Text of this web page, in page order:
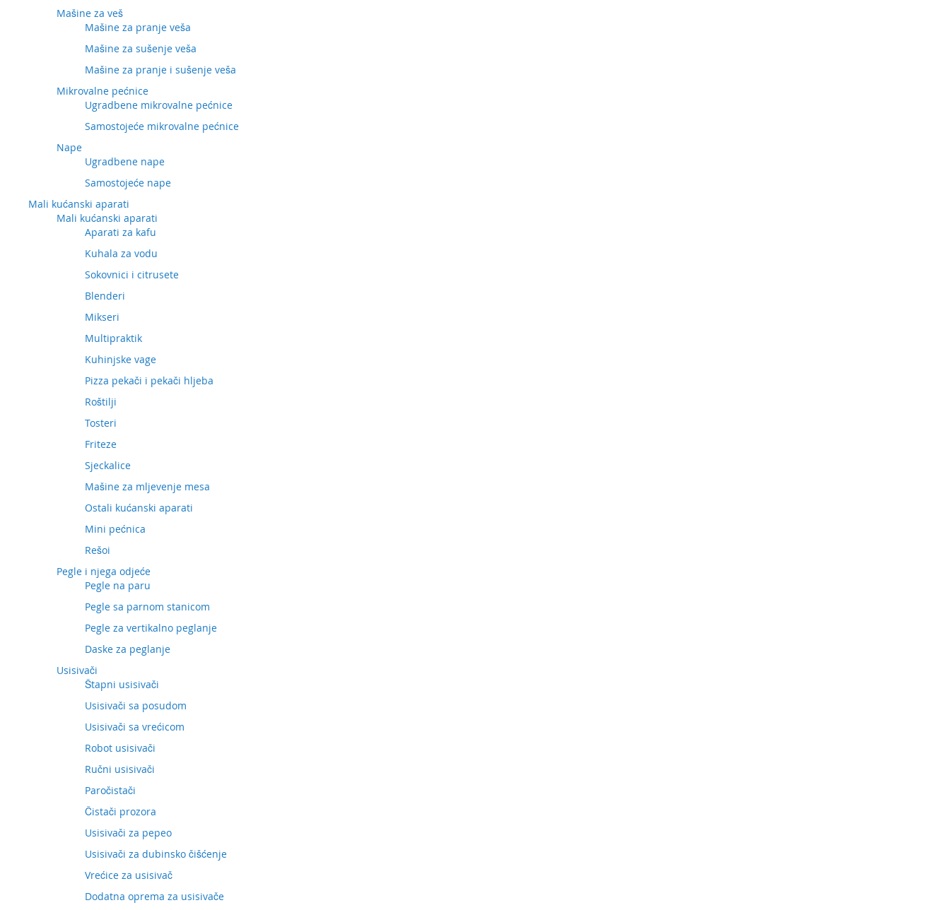
Mašine za veš
Mašine za pranje veša
Mašine za sušenje veša
Mašine za pranje i sušenje veša
Mikrovalne pećnice
Ugradbene mikrovalne pećnice
Samostojeće mikrovalne pećnice
Nape
Ugradbene nape
Samostojeće nape
Mali kućanski aparati
Mali kućanski aparati
Aparati za kafu
Kuhala za vodu
Sokovnici i citrusete
Blenderi
Mikseri
Multipraktik
Kuhinjske vage
Pizza pekači i pekači hljeba
Roštilji
Tosteri
Friteze
Sjeckalice
Mašine za mljevenje mesa
Ostali kućanski aparati
Mini pećnica
Rešoi
Pegle i njega odjeće
Pegle na paru
Pegle sa parnom stanicom
Pegle za vertikalno peglanje
Daske za peglanje
Usisivači
Štapni usisivači
Usisivači sa posudom
Usisivači sa vrećicom
Robot usisivači
Ručni usisivači
Paročistači
Čistači prozora
Usisivači za pepeo
Usisivači za dubinsko čišćenje
Vrećice za usisivač
Dodatna oprema za usisivače